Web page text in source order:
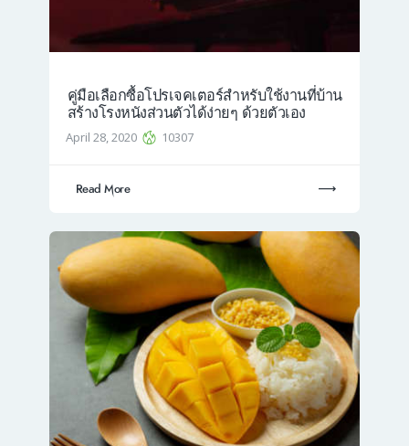
คู่มือเลือกซื้อโปรเจคเตอร์สำหรับใช้งานที่บ้าน
สร้างโรงหนังส่วนตัวได้ง่ายๆ ด้วยตัวเอง
April 28, 2020 10307
Read More